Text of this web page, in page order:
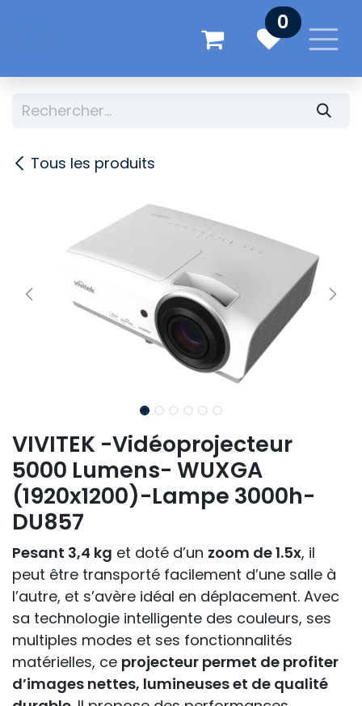
0
Tous les produits
VIVITEK -Vidéoprojecteur
5000 Lumens- WUXGA
(1920x1200)-Lampe 3000h-
DU857
Pesant 3,4 kg et doté d’un zoom de 1.5x, il
peut être transporté facilement d’une salle à
l’autre, et s’avère idéal en déplacement. Avec
sa technologie intelligente des couleurs, ses
multiples modes et ses fonctionnalités
matérielles, ce projecteur permet de profiter
d’images nettes, lumineuses et de qualité